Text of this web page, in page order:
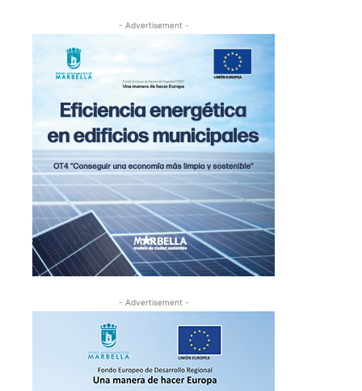
- Advertisement -
- Advertisement -